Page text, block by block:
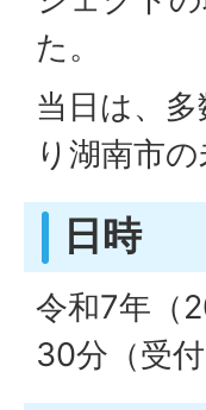
た。
当日は、
り湖南市
日時
令和7年（
30分（受